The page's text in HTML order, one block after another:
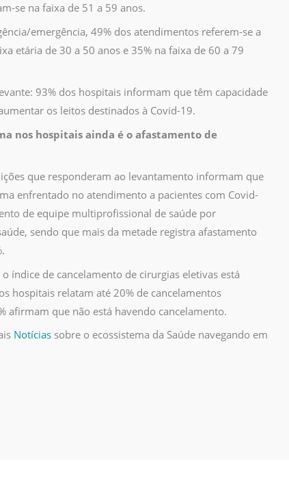
se na faixa de 51 a 59 anos.
emergência, 49% dos atendimentos referem-se a
etária de 30 a 50 anos e 35% na faixa de 60 a 79
93% dos hospitais informam que têm capacidade
os leitos destinados à Covid-19.
nos hospitais ainda é o afastamento de
que responderam ao levantamento informam que
enfrentado no atendimento a pacientes com Covid-
de equipe multiprofissional de saúde por
sendo que mais da metade registra afastamento
índice de cancelamento de cirurgias eletivas está
hospitais relatam até 20% de cancelamentos
afirmam que não está havendo cancelamento.
Notícias sobre o ecossistema da Saúde navegando em